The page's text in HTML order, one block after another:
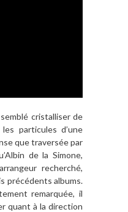
cristalliser de
particules d’une
que traversée par
de la Simone,
recherché,
précédents albums.
remarquée, il
quant à la direction